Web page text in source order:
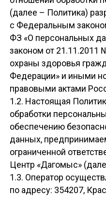
(далее – Политика)
с Федеральным
ФЗ «О персональных
законом от 21.11.2011
охраны здоровья
Федерации» и иными
правовыми актами
1.2. Настоящая
обработки
обеспечению
данных,
ограниченной
Центр «Дагомыс»
1.3. Оператор
по адресу: 354207,